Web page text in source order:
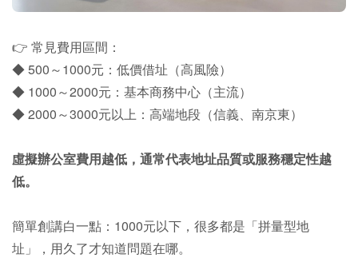
👉 常見費用區間：
◆ 500～1000元：低價借址（高風險）
◆ 1000～2000元：基本商務中心（主流）
◆ 2000～3000元以上：高端地段（信義、南京東）
虛擬辦公室費用越低，通常代表地址品質或服務穩定性越
低。
簡單創講白一點：1000元以下，很多都是「拼量型地
址」，用久了才知道問題在哪。